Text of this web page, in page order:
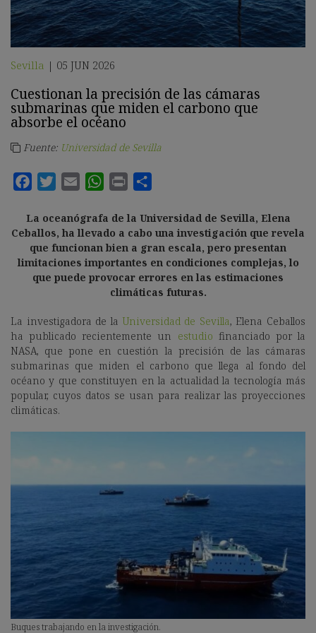
Sevilla | 05 JUN 2026
Cuestionan la precisión de las cámaras
submarinas que miden el carbono que
absorbe el océano
Fuente: Universidad de Sevilla
La oceanógrafa de la Universidad de Sevilla, Elena
Ceballos, ha llevado a cabo una investigación que revela
que funcionan bien a gran escala, pero presentan
limitaciones importantes en condiciones complejas, lo
que puede provocar errores en las estimaciones
climáticas futuras.
La investigadora de la Universidad de Sevilla, Elena Ceballos
ha publicado recientemente un estudio financiado por la
NASA, que pone en cuestión la precisión de las cámaras
submarinas que miden el carbono que llega al fondo del
océano y que constituyen en la actualidad la tecnología más
popular, cuyos datos se usan para realizar las proyecciones
climáticas.
Buques trabajando en la investigación.